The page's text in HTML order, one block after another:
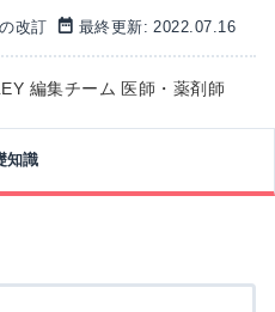
改訂 最終更新: 2022.07.16
編集チーム 医師・薬剤師
知識